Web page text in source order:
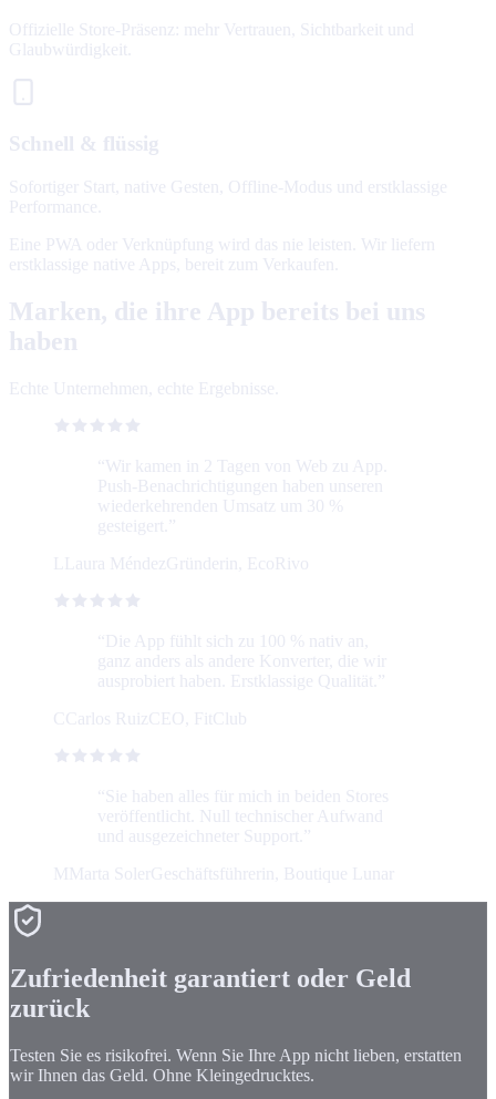
Offizielle Store-Präsenz: mehr Vertrauen, Sichtbarkeit und
Glaubwürdigkeit.
Schnell & flüssig
Sofortiger Start, native Gesten, Offline-Modus und erstklassige
Performance.
Eine PWA oder Verknüpfung wird das nie leisten. Wir liefern
erstklassige native Apps, bereit zum Verkaufen.
Marken, die ihre App bereits bei uns
haben
Echte Unternehmen, echte Ergebnisse.
“ Wir kamen in 2 Tagen von Web zu App.
Push-Benachrichtigungen haben unseren
wiederkehrenden Umsatz um 30 %
gesteigert.
”
L Laura MéndezGründerin, EcoRivo
“ Die App fühlt sich zu 100 % nativ an,
ganz anders als andere Konverter, die wir
ausprobiert haben. Erstklassige Qualität.
”
C Carlos RuizCEO, FitClub
“ Sie haben alles für mich in beiden Stores
veröffentlicht. Null technischer Aufwand
und ausgezeichneter Support.
”
M Marta Soler Geschäftsführerin, Boutique Lunar
Zufriedenheit garantiert oder Geld
zurück
Testen Sie es risikofrei. Wenn Sie Ihre App nicht lieben, erstatten
wir Ihnen das Geld. Ohne Kleingedrucktes.